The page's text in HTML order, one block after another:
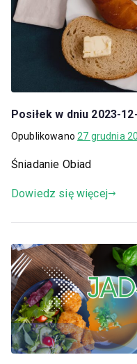
Posiłek w dniu 2023-
Opublikowano27 grudnia
Śniadanie Obiad
Dowiedz się więcej